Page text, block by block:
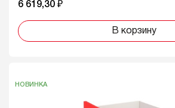
6 619,30 ₽
В корзину
НОВИНКА